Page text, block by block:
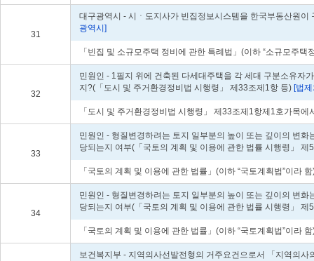
31
대구광역시 - 시ㆍ도지사가 빈집정보시스템을 한국부동산원
광역시]
「빈집 및 소규모주택 정비에 관한 특례법」(이하 “소규모주
32
민원인 - 1필지 위에 건축된 다세대주택을 각 세대 구분소유자
지?(「도시 및 주거환경정비법 시행령」 제33조제1항 등) [법
「도시 및 주거환경정비법 시행령」 제33조제1항제1호가목
33
민원인 - 형질변경하려는 토지 일부분의 높이 또는 깊이의 변
당되는지 여부(「국토의 계획 및 이용에 관한 법률 시행령」
「국토의 계획 및 이용에 관한 법률」(이하 “국토계획법”이
34
민원인 - 형질변경하려는 토지 일부분의 높이 또는 깊이의 변
당되는지 여부(「국토의 계획 및 이용에 관한 법률 시행령」
「국토의 계획 및 이용에 관한 법률」(이하 “국토계획법”이
보건복지부 - 지역의사선발전형의 거주요건으로서 「지역의사